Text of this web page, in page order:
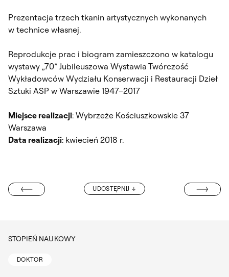
Prezentacja trzech tkanin artystycznych wykonanych
w technice własnej.
Reprodukcje prac i biogram zamieszczono w katalogu
wystawy „70” Jubileuszowa Wystawia Twórczość
Wykładowców Wydziału Konserwacji i Restauracji Dzieł
Sztuki ASP w Warszawie 1947–2017
Miejsce realizacji: Wybrzeże Kościuszkowskie 37
Warszawa
Data realizacji: kwiecień 2018 r.
UDOSTĘPNIJ
CIĘŻKOWSKI
DR ANNA
STOPIEŃ NAUKOWY
DOKTOR